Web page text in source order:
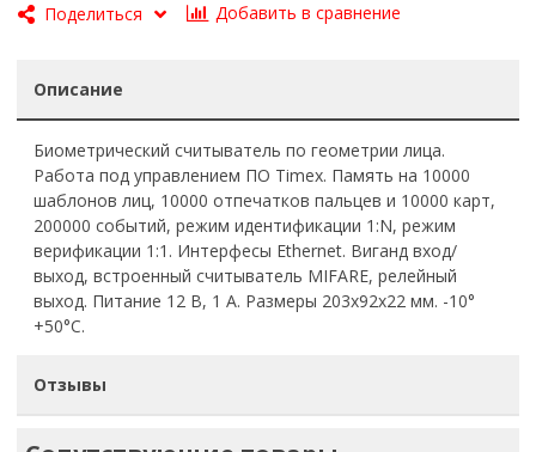
Поделиться Добавить в сравнение
Описание
Биометрический считыватель по геометрии лица.
Работа под управлением ПО Timex. Память на 10000
шаблонов лиц, 10000 отпечатков пальцев и 10000 карт,
200000 событий, режим идентификации 1:N, режим
верификации 1:1. Интерфесы Ethernet. Виганд вход/
выход, встроенный считыватель MIFARE, релейный
выход. Питание 12 В, 1 А. Размеры 203х92х22 мм. -10°
+50°С.
Отзывы